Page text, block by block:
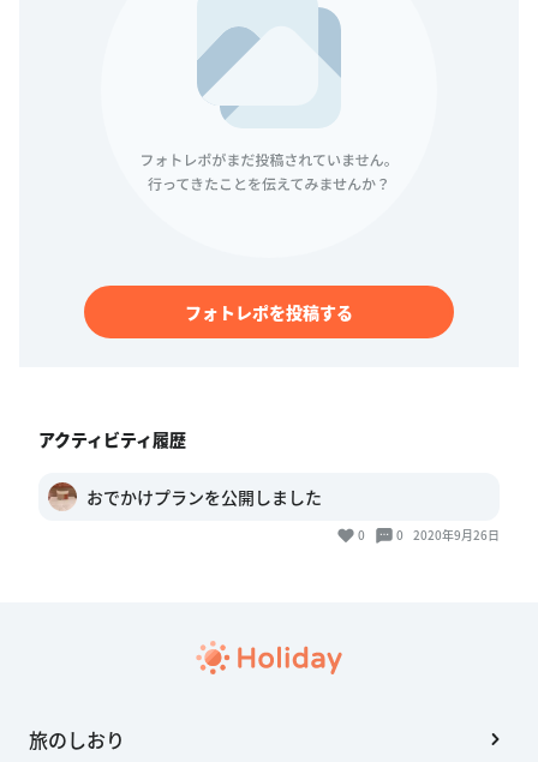
フォトレポを投稿する
アクティビティ履歴
おでかけプランを公開しました
0 0 2020年9月26日
旅のしおり